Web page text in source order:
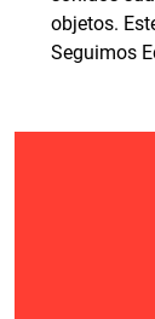
objetos.
Seguimos